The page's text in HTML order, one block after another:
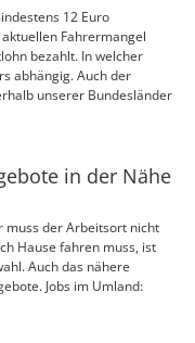
12 Euro
Fahrermangel
bezahlt. In welcher
abhängig. Auch der
unserer Bundesländer
in der Nähe
muss der Arbeitsort nicht
Hause fahren muss, ist
Auch das nähere
Jobs im Umland: